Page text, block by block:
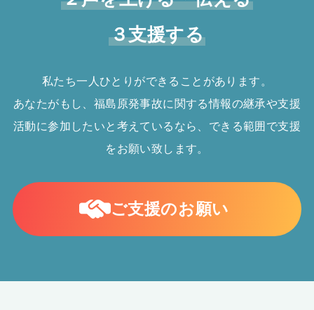
３支援する
私たち一人ひとりができることがあります。
あなたがもし、福島原発事故に関する情報の継承や支援
活動に参加したいと考えているなら、できる範囲で支援
をお願い致します。
ご支援のお願い